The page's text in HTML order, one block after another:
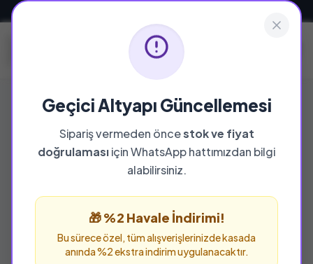
Geçici Altyapı Güncellemesi
Sipariş vermeden öncestok ve fiyat
doğrulamasıiçin WhatsApp hattımızdan bilgi
alabilirsiniz.
🎁 %2 Havale İndirimi!
Bu sürece özel, tüm alışverişlerinizde kasada
anında %2 ekstra indirim uygulanacaktır.
YAYINEVI
Ay Yayıncılık
Ay Yayıncılık yayınevine ait tüm eserleri bu
sayfada inceleyebilir ve güvenle sipariş